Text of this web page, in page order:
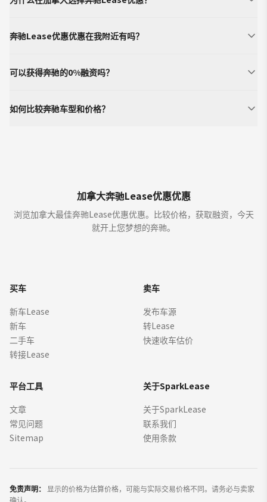
奔驰Lease优惠优惠在我附近有吗？
可以获得奔驰的0%融资吗？
如何比较奔驰车型和价格？
加拿大奔驰Lease优惠优惠
浏览加拿大最佳奔驰Lease优惠优惠。比较价格，获取融资，今天
就开上您梦想的奔驰。
买车
新车Lease
新车
二手车
转接Lease
卖车
发布车源
转Lease
快速收车估价
平台工具
文章
常见问题
Sitemap
关于SparkLease
关于SparkLease
联系我们
使用条款
免责声明：
显示的价格为估算价格，可能与实际交易价格不同。请务必与卖家
确认。